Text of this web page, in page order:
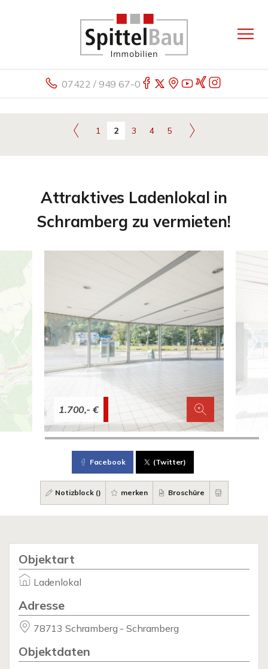
07422 / 949 67-0
1 2 3 4 5
Attraktives Ladenlokal in
Schramberg zu vermieten!
1.700,- €
Facebook (Twitter)
Notizblock () merken Broschüre
Objektart
Ladenlokal
Adresse
78713 Schramberg - Schramberg
Objektdaten